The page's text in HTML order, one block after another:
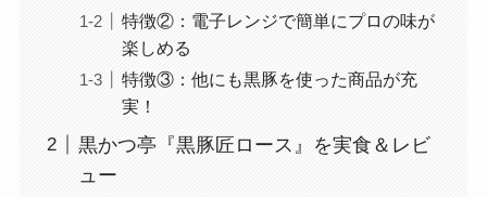
特徴②：電子レンジで簡単にプロの味が
楽しめる
特徴③：他にも黒豚を使った商品が充
実！
黒かつ亭『黒豚匠ロース』を実食＆レビ
ュー